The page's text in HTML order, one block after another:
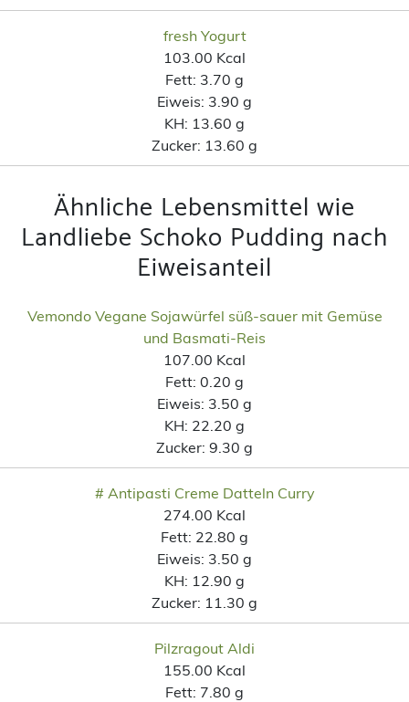
fresh Yogurt
103.00 Kcal
Fett: 3.70 g
Eiweis: 3.90 g
KH: 13.60 g
Zucker: 13.60 g
Ähnliche Lebensmittel wie
Landliebe Schoko Pudding nach
Eiweisanteil
Vemondo Vegane Sojawürfel süß-sauer mit Gemüse
und Basmati-Reis
107.00 Kcal
Fett: 0.20 g
Eiweis: 3.50 g
KH: 22.20 g
Zucker: 9.30 g
# Antipasti Creme Datteln Curry
274.00 Kcal
Fett: 22.80 g
Eiweis: 3.50 g
KH: 12.90 g
Zucker: 11.30 g
Pilzragout Aldi
155.00 Kcal
Fett: 7.80 g